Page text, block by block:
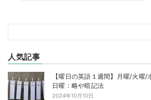
人気記事
【曜日の英語１週間】月曜/火
日曜：略や暗記法
2024年10月10日